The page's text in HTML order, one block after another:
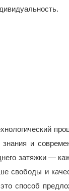
знания и
затяжки —
свободы и
способ